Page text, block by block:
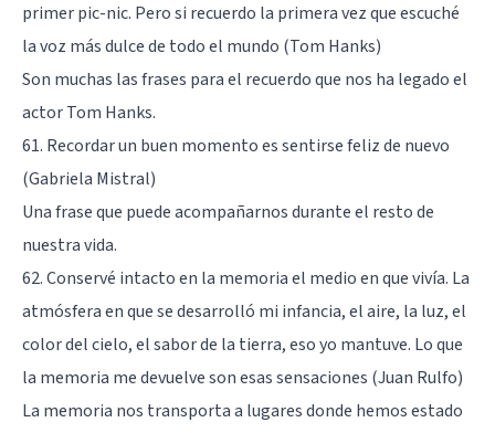
primer pic-nic. Pero si recuerdo la primera vez que escuché
la voz más dulce de todo el mundo (Tom Hanks)
Son muchas las frases para el recuerdo que nos ha legado el
actor Tom Hanks.
61. Recordar un buen momento es sentirse feliz de nuevo
(Gabriela Mistral)
Una frase que puede acompañarnos durante el resto de
nuestra vida.
62. Conservé intacto en la memoria el medio en que vivía. La
atmósfera en que se desarrolló mi infancia, el aire, la luz, el
color del cielo, el sabor de la tierra, eso yo mantuve. Lo que
la memoria me devuelve son esas sensaciones (Juan Rulfo)
La memoria nos transporta a lugares donde hemos estado